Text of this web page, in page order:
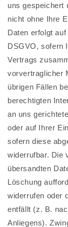
uns gespeichert
nicht ohne Ihre
Daten erfolgt
DSGVO, sofern
Vertrags
vorvertraglicher
übrigen Fällen
berechtigten
an uns
oder auf Ihrer
sofern diese
widerrufbar. Die
übersandten
Löschung
widerrufen oder
entfällt (z. B.
Anliegens).